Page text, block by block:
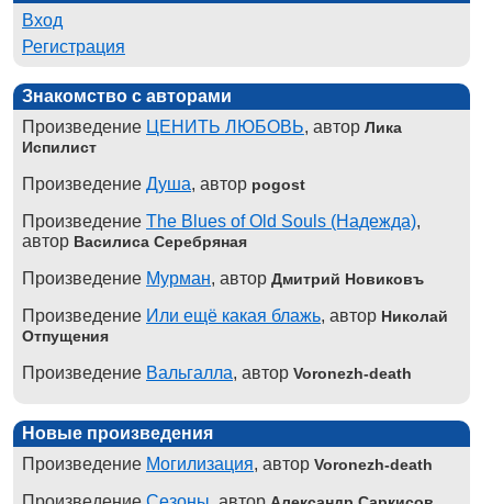
Вход
Регистрация
Знакомство с авторами
Произведение ЦЕНИТЬ ЛЮБОВЬ, автор Лика
Испилист
Произведение Душа, автор pogost
Произведение The Blues of Old Souls (Надежда),
автор Василиса Серебряная
Произведение Мурман, автор Дмитрий Новиковъ
Произведение Или ещё какая блажь, автор Николай
Отпущения
Произведение Вальгалла, автор Voronezh-death
Новые произведения
Произведение Могилизация, автор Voronezh-death